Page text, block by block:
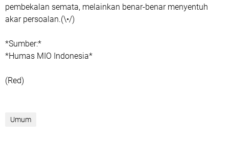
pembekalan semata, melainkan benar-benar menyentuh
akar persoalan.(\•/)
*Sumber:*
*Humas MIO Indonesia*
(Red)
Umum